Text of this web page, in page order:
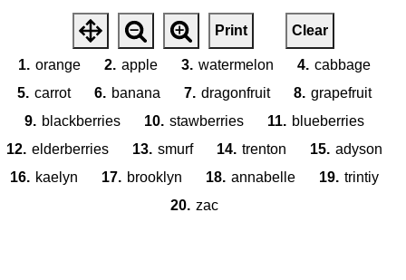
Print Clear
1. orange 2. apple 3. watermelon 4. cabbage
5. carrot 6. banana 7. dragonfruit 8. grapefruit
9. blackberries 10. stawberries 11. blueberries
12. elderberries 13. smurf 14. trenton 15. adyson
16. kaelyn 17. brooklyn 18. annabelle 19. trintiy
20. zac